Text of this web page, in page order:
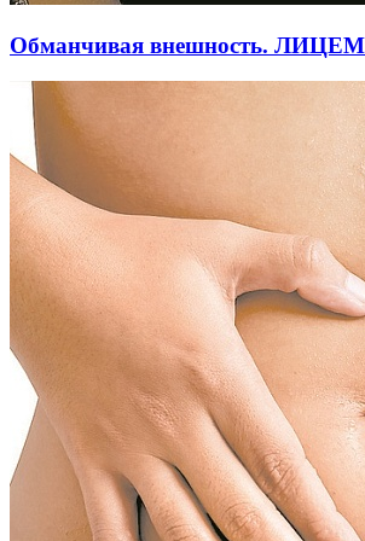
Обманчивая внешность.